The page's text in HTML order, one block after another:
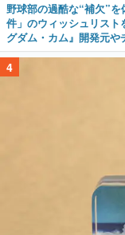
野球部の過酷な“補欠”
件」のウィッシュリス
グダム・カム』開発元
4